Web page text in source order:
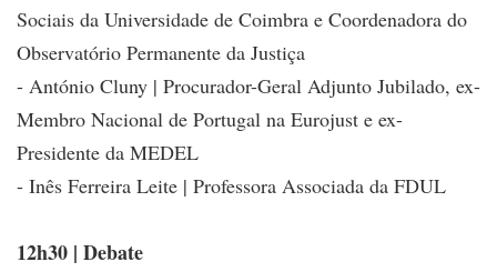
Sociais da Universidade de Coimbra e Coordenadora do
Observatório Permanente da Justiça
- António Cluny | Procurador-Geral Adjunto Jubilado, ex-
Membro Nacional de Portugal na Eurojust e ex-
Presidente da MEDEL
- Inês Ferreira Leite | Professora Associada da FDUL
12h30 | Debate